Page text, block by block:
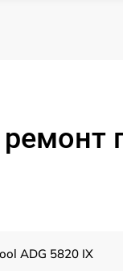
ADG 5820 IX